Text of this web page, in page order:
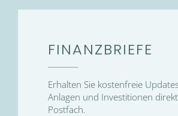
FINANZBRIEFE
Erhalten Sie kostenfreie
Anlagen und Investitionen
Postfach.